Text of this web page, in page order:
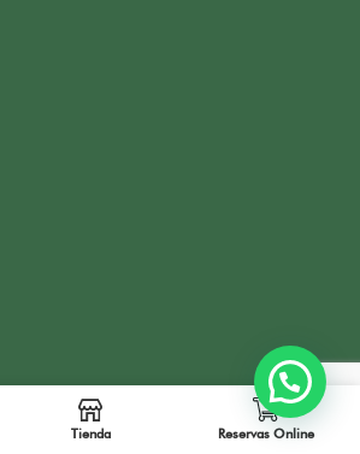
Diseñado por FMC Group
Tienda Reservas Online